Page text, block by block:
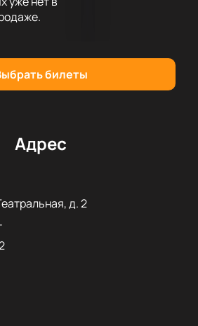
Поторопитесь, ведь количество
билеты
в компании великих
билеты
Адрес
д. 2